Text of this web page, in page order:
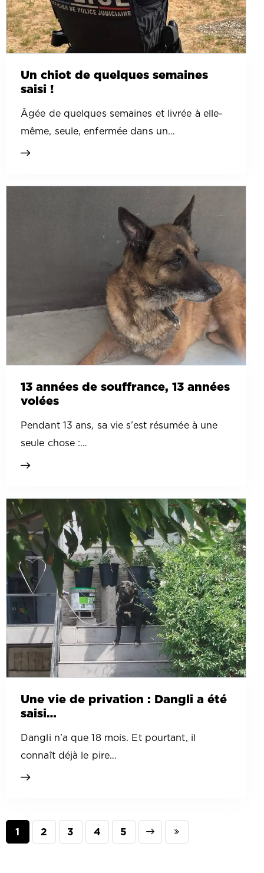
Un chiot de quelques semaines
saisi !
Âgée de quelques semaines et livrée à elle-
même, seule, enfermée dans un…
13 années de souffrance, 13 années
volées
Pendant 13 ans, sa vie s’est résumée à une
seule chose :…
Une vie de privation : Dangli a été
saisi…
Dangli n’a que 18 mois. Et pourtant, il
connaît déjà le pire…
1 2 3 4 5
Next Last